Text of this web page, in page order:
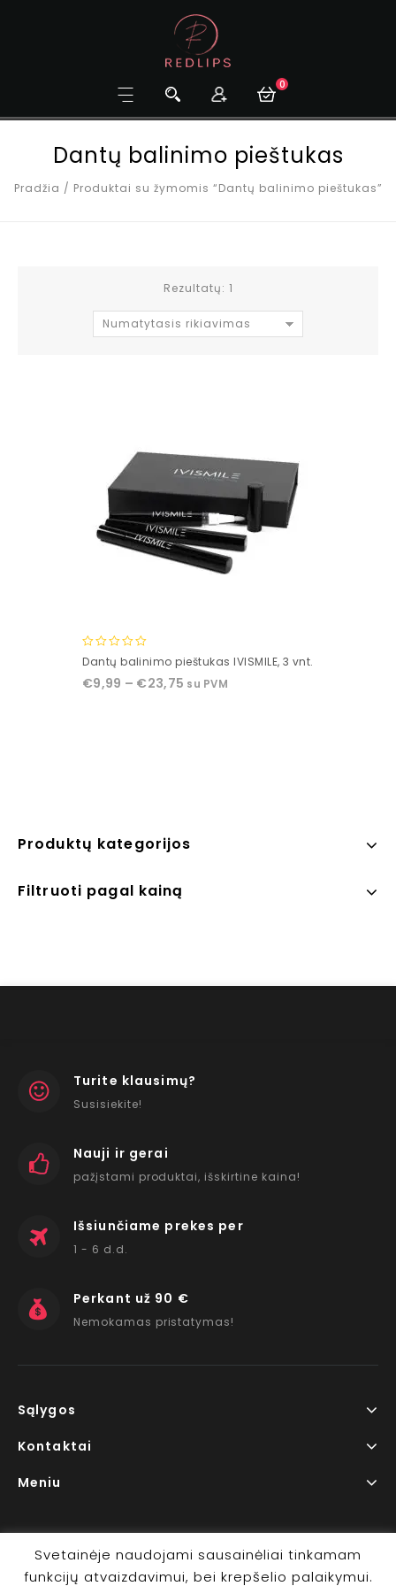
0
Dantų balinimo pieštukas
Pradžia / Produktai su žymomis “Dantų balinimo pieštukas”
Rezultatų: 1
Numatytasis rikiavimas
0
of
Dantų balinimo pieštukas IVISMILE, 3 vnt.
€9,99 – €23,75 su PVM
Produktų kategorijos
Filtruoti pagal kainą
Turite klausimų?
Susisiekite!
Nauji ir gerai
pažįstami produktai, išskirtine kaina!
Išsiunčiame prekes per
1 - 6 d.d.
Perkant už 90 €
Nemokamas pristatymas!
Sąlygos
Kontaktai
Meniu
Svetainėje naudojami sausainėliai tinkamam
funkcijų atvaizdavimui, bei krepšelio palaikymui.